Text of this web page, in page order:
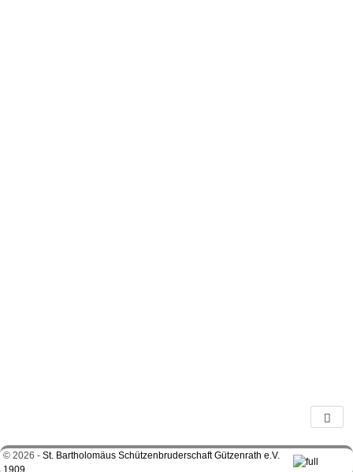
© 2026 - St. Bartholomäus Schützenbruderschaft Gützenrath e.V.
1909